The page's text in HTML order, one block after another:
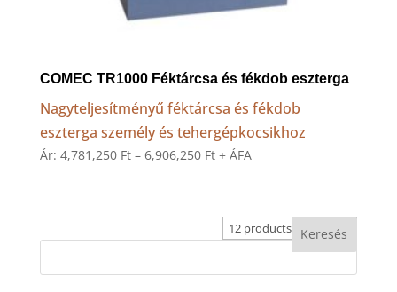
COMEC TR1000 Féktárcsa és fékdob eszterga
Nagyteljesítményű féktárcsa és fékdob
eszterga személy és tehergépkocsikhoz
Ár: 4,781,250 Ft – 6,906,250 FtÁrtartomány:
6,906,250 Ft
+ ÁFA